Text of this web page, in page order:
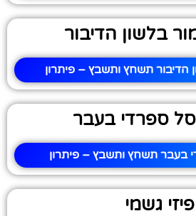
בלשון הדיבור
הדיבור תשחץ ותשבץ – פיתרון
ספרדי בעבר
בעבר תשחץ ותשבץ – פיתרון
פיזי גשמי